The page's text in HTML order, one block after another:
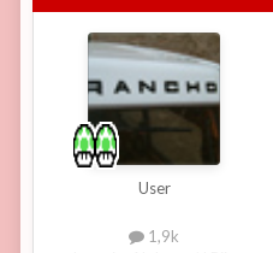
User
1,9k